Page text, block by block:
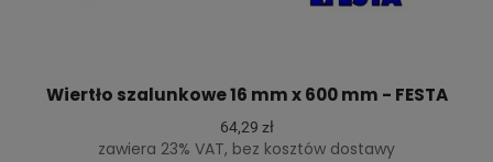
Wiertło szalunkowe 16 mm x 600 mm - FESTA
64,29 zł
zawiera 23% VAT, bez kosztów dostawy